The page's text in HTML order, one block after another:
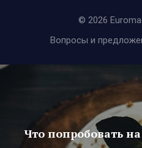
© 2026
Вопросы и
Что попробовать